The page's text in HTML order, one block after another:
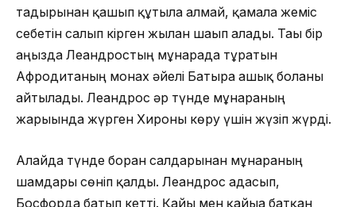
тағдырынан қашып құтыла алмай, қамалға жеміс
себетін салып кірген жылан шағып алады. Тағы бір
аңызда Леандростың мұнарада тұратын
Афродитаның монах әйелі Батырға ғашық болғаны
айтылады. Леандрос әр түнде мұнараның
жарығында жүрген Хироны көру үшін жүзіп жүрді.
Алайда түнде боран салдарынан мұнараның
шамдары сөніп қалды. Леандрос адасып,
Босфорда батып кетті. Қайғы мен қайғыға батқан